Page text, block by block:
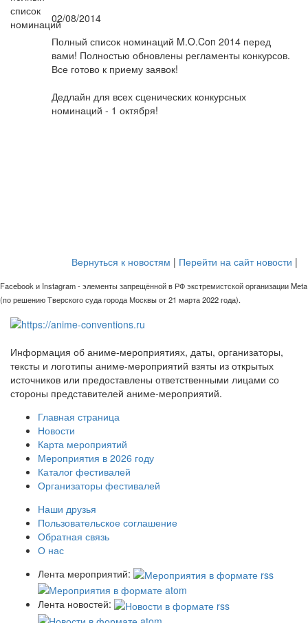
02/08/2014
Полный список номинаций M.O.Con 2014 перед
вами! Полностью обновлены регламенты конкурсов.
Все готово к приему заявок!
Дедлайн для всех сценических конкурсных
номинаций - 1 октября!
Вернуться к новостям | Перейти на сайт новости |
Facebook и Instagram - элементы запрещённой в РФ экстремистской организации Meta
(по решению Тверского суда города Москвы от 21 марта 2022 года).
Информация об аниме-мероприятиях, даты, организаторы,
тексты и логотипы аниме-мероприятий взяты из открытых
источников или предоставлены ответственными лицами со
стороны представителей аниме-мероприятий.
Главная страница
Новости
Карта мероприятий
Мероприятия в 2026 году
Каталог фестивалей
Организаторы фестивалей
Наши друзья
Пользовательское соглашение
Обратная связь
О нас
Лента мероприятий:
Лента новостей: